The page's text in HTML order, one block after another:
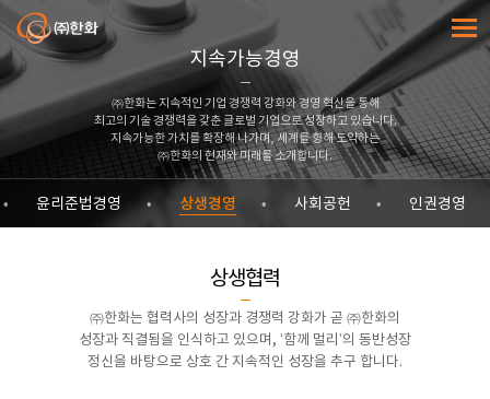
㈜한화 전체
지속가능경영
㈜한화는 지속적인 기업 경쟁력 강화와 경영 혁신을 통해
최고의 기술 경쟁력을 갖춘 글로벌 기업으로 성장하고 있습니다.
지속가능한 가치를 확장해 나가며, 세계를 향해 도약하는
㈜한화의 현재와 미래를 소개합니다.
윤리준법경영 상생경영 사회공헌 인권경영
상생협력
㈜한화는 협력사의 성장과 경쟁력 강화가 곧 ㈜한화의
성장과 직결됨을 인식하고 있으며, ‘함께 멀리’의 동반성장
정신을 바탕으로 상호 간 지속적인 성장을 추구 합니다.